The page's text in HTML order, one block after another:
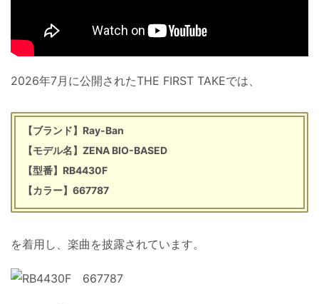
2026年7月に公開されたTHE FIRST TAKEでは、
【ブランド】Ray-Ban
【モデル名】ZENA BIO-BASED
【型番】RB4430F
【カラー】667787
を着用し、楽曲を披露されています。